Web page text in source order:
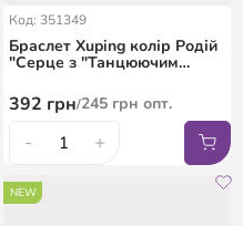
Код: 351349
Браслет Xuping колір Родій
"Серце з "Танцюючим
392 грн/245 грн опт.
- +
NEW